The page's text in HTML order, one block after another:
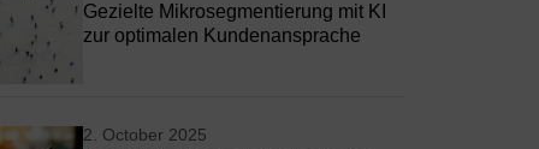
Gezielte Mikrosegmentierung mit KI
zur optimalen Kundenansprache
2. October 2025